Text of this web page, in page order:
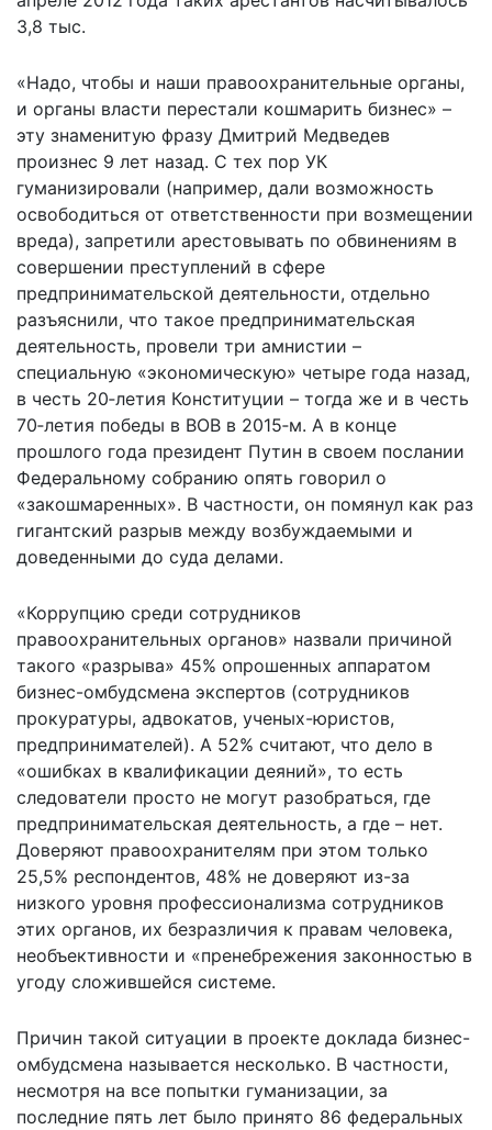
3,8 тыс.
«Надо, чтобы и наши правоохранительные органы,
и органы власти перестали кошмарить бизнес» –
эту знаменитую фразу Дмитрий Медведев
произнес 9 лет назад. С тех пор УК
гуманизировали (например, дали возможность
освободиться от ответственности при возмещении
вреда), запретили арестовывать по обвинениям в
совершении преступлений в сфере
предпринимательской деятельности, отдельно
разъяснили, что такое предпринимательская
деятельность, провели три амнистии –
специальную «экономическую» четыре года назад,
в честь 20‑летия Конституции – тогда же и в честь
70‑летия победы в ВОВ в 2015‑м. А в конце
прошлого года президент Путин в своем послании
Федеральному собранию опять говорил о
«закошмаренных». В частности, он помянул как раз
гигантский разрыв между возбуждаемыми и
доведенными до суда делами.
«Коррупцию среди сотрудников
правоохранительных органов» назвали причиной
такого «разрыва» 45% опрошенных аппаратом
бизнес-омбудсмена экспертов (сотрудников
прокуратуры, адвокатов, ученых-юристов,
предпринимателей). А 52% считают, что дело в
«ошибках в квалификации деяний», то есть
следователи просто не могут разобраться, где
предпринимательская деятельность, а где – нет.
Доверяют правоохранителям при этом только
25,5% респондентов, 48% не доверяют из-за
низкого уровня профессионализма сотрудников
этих органов, их безразличия к правам человека,
необъективности и «пренебрежения законностью в
угоду сложившейся системе.
Причин такой ситуации в проекте доклада бизнес-
омбудсмена называется несколько. В частности,
несмотря на все попытки гуманизации, за
последние пять лет было принято 86 федеральных